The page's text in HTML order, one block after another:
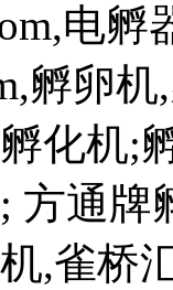
电
孵卵
化机;
方通
,雀桥